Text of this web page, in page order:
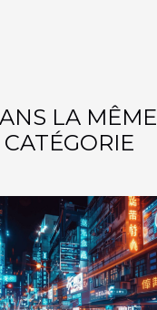
LA MÊME
CATÉGORIE